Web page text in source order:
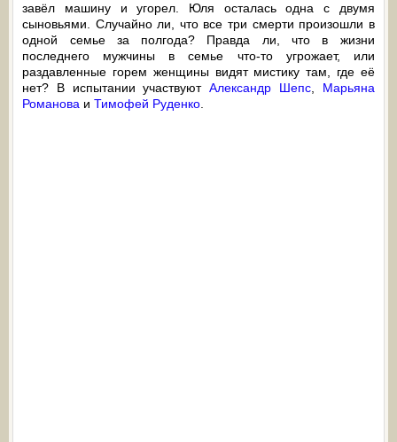
завёл машину и угорел. Юля осталась одна с двумя
сыновьями. Случайно ли, что все три смерти произошли в
одной семье за полгода? Правда ли, что в жизни
последнего мужчины в семье что-то угрожает, или
раздавленные горем женщины видят мистику там, где её
нет? В испытании участвуютАлександр Шепс, Марьяна
Романова иТимофей Руденко